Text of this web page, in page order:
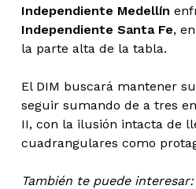
Independiente Medellín
Independiente Santa Fe,
la parte alta de la tabla.
El DIM buscará mantener
seguir sumando de a tres
II, con la ilusión intacta de
cuadrangulares como
También te puede interesar: